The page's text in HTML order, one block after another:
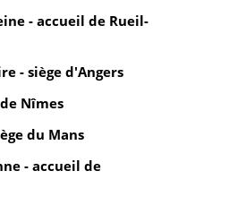
- accueil de Rueil-
- siège d'Angers
Nîmes
du Mans
- accueil de